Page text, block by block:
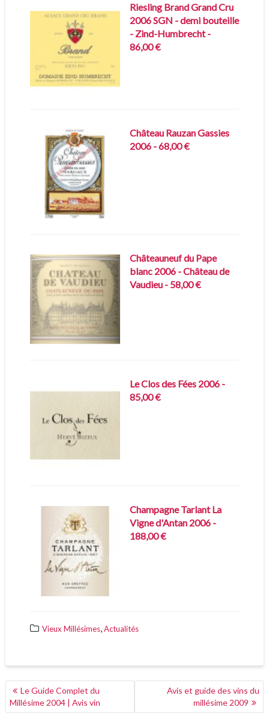
Riesling Brand Grand Cru
2006 SGN - demi bouteille
- Zind-Humbrecht -
86,00 €
Château Rauzan Gassies
2006 - 68,00 €
Châteauneuf du Pape
blanc 2006 - Château de
Vaudieu - 58,00 €
Le Clos des Fées 2006 -
85,00 €
Champagne Tarlant La
Vigne d'Antan 2006 -
188,00 €
Vieux Millésimes,Actualités
NAVIGATION
DE
L’ARTICLE
Le Guide Complet du
Millésime 2004 | Avis vin
Avis et guide des vins du
millésime 2009